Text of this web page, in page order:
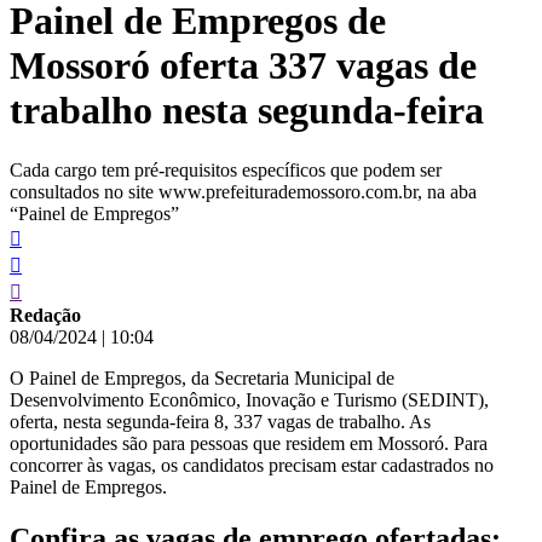
conteúdo
Painel de Empregos de
Mossoró oferta 337 vagas de
trabalho nesta segunda-feira
Cada cargo tem pré-requisitos específicos que podem ser
consultados no site www.prefeiturademossoro.com.br, na aba
“Painel de Empregos”
Redação
08/04/2024 | 10:04
O Painel de Empregos, da Secretaria Municipal de
Desenvolvimento Econômico, Inovação e Turismo (SEDINT),
oferta, nesta segunda-feira 8, 337 vagas de trabalho. As
oportunidades são para pessoas que residem em Mossoró. Para
concorrer às vagas, os candidatos precisam estar cadastrados no
Painel de Empregos.